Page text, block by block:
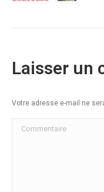
Laisser un
Votre adresse e-mail ne
Commentaire